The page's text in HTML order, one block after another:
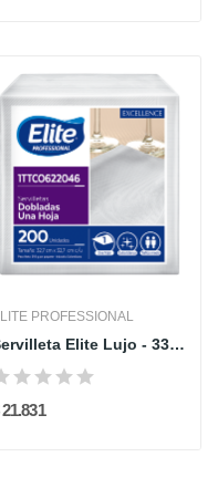
PROFESSIONAL
Servilleta Elite Lujo - 33x33cm - 200 unidades...